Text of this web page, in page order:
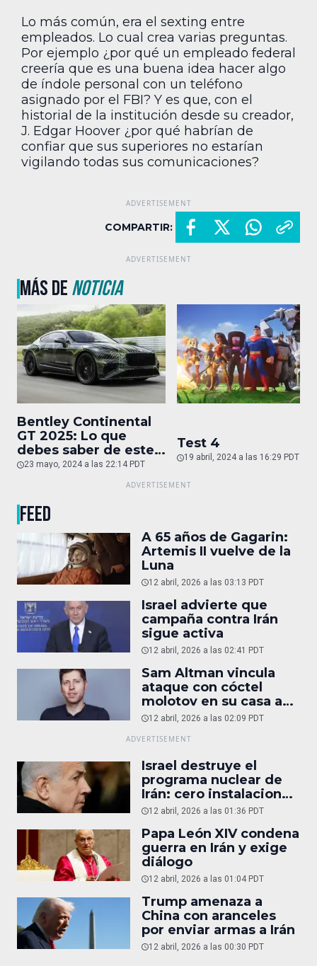
Lo más común, era el sexting entre
empleados. Lo cual crea varias preguntas.
Por ejemplo ¿por qué un empleado federal
creería que es una buena idea hacer algo
de índole personal con un teléfono
asignado por el FBI? Y es que, con el
historial de la institución desde su creador,
J. Edgar Hoover ¿por qué habrían de
confiar que sus superiores no estarían
vigilando todas sus comunicaciones?
COMPARTIR:
MÁS DENOTICIA
Bentley Continental
GT 2025: Lo que
debes saber de este
auto de superlujo
23 mayo, 2024 a las 22:14 PDT
Test 4
19 abril, 2024 a las 16:29 PDT
FEED
A 65 años de Gagarin:
Artemis II vuelve de la
Luna
12 abril, 2026 a las 03:13 PDT
Israel advierte que
campaña contra Irán
sigue activa
12 abril, 2026 a las 02:41 PDT
Sam Altman vincula
ataque con cóctel
molotov en su casa a
reportaje
12 abril, 2026 a las 02:09 PDT
Israel destruye el
programa nuclear de
Irán: cero instalaciones
operativas
12 abril, 2026 a las 01:36 PDT
Papa León XIV condena
guerra en Irán y exige
diálogo
12 abril, 2026 a las 01:04 PDT
Trump amenaza a
China con aranceles
por enviar armas a Irán
12 abril, 2026 a las 00:30 PDT